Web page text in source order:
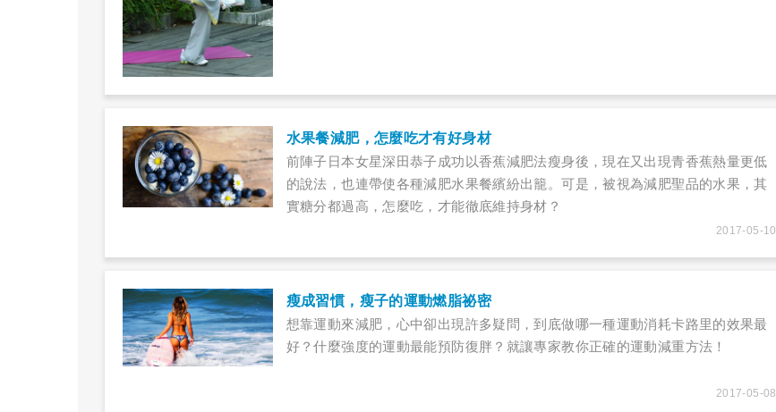
水果餐減肥，怎麼吃才有好身材
前陣子日本女星深田恭子成功以香蕉減肥法瘦身後，現在又出現青香蕉熱量更低
的說法，也連帶使各種減肥水果餐繽紛出籠。可是，被視為減肥聖品的水果，其
實糖分都過高，怎麼吃，才能徹底維持身材？
2017-05-10
瘦成習慣，瘦子的運動燃脂祕密
想靠運動來減肥，心中卻出現許多疑問，到底做哪一種運動消耗卡路里的效果最
好？什麼強度的運動最能預防復胖？就讓專家教你正確的運動減重方法！
2017-05-08